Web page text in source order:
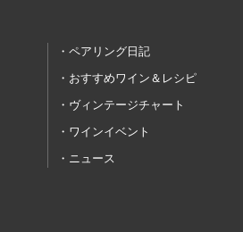
ペアリング日記
おすすめワイン＆レシピ
ヴィンテージチャート
ワインイベント
ニュース